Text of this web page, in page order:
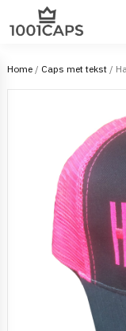
Home/ Caps met tekst/